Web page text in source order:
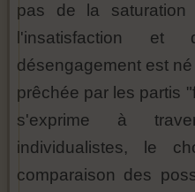
pas de la
l'insatisfaction et
désengagement est
prêchée par les partis
s'exprime à
individualistes, le
comparaison des